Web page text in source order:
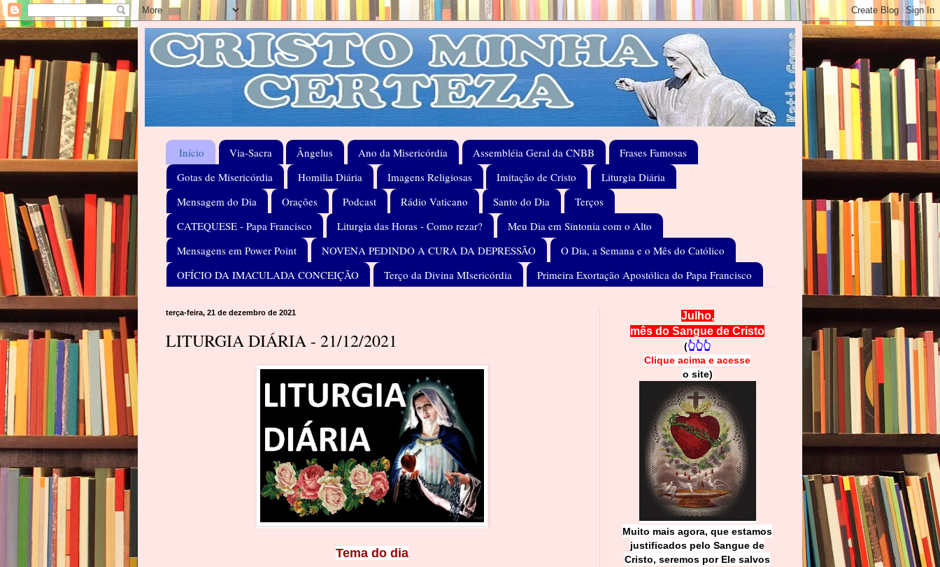
Início Via-Sacra Ângelus Ano da Misericórdia Assembléia Geral da CNBB
Frases Famosas
Gotas de Misericórdia
Homilia Diária Imagens Religiosas Imitação de Cristo
Liturgia Diária
Mensagem do Dia
Orações Podcast Rádio Vaticano Santo do Dia
Terços
CATEQUESE - Papa Francisco
Liturgia das Horas - Como rezar?
Meu Dia em Sintonia com o Alto
Mensagens em Power Point
NOVENA PEDINDO A CURA DA DEPRESSÃO
O Dia, a Semana e o Mês do Católico
OFÍCIO DA IMACULADA CONCEIÇÃO
Terço da Divina MIsericórdia Primeira Exortação Apostólica do Papa Francisco
terça-feira, 21 de dezembro de 2021
LITURGIA DIÁRIA - 21/12/2021
Tema do dia
Julho,
mês do Sangue de Cristo
(👆👆👆
Clique acima e acesse
o site)
Muito mais agora, que estamos
justificados pelo Sangue de
Cristo, seremos por Ele salvos